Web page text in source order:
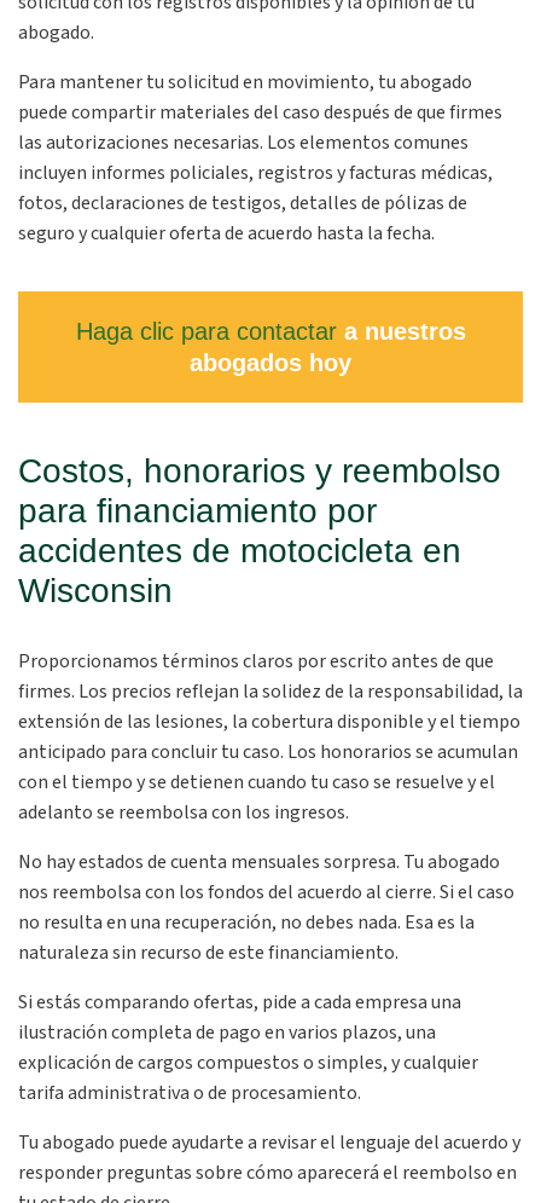
abogado.
Para mantener tu solicitud en movimiento, tu abogado
puede compartir materiales del caso después de que firmes
las autorizaciones necesarias. Los elementos comunes
incluyen informes policiales, registros y facturas médicas,
fotos, declaraciones de testigos, detalles de pólizas de
seguro y cualquier oferta de acuerdo hasta la fecha.
Haga clic para contactara nuestros
abogados hoy
Costos, honorarios y reembolso
para financiamiento por
accidentes de motocicleta en
Wisconsin
Proporcionamos términos claros por escrito antes de que
firmes. Los precios reflejan la solidez de la responsabilidad, la
extensión de las lesiones, la cobertura disponible y el tiempo
anticipado para concluir tu caso. Los honorarios se acumulan
con el tiempo y se detienen cuando tu caso se resuelve y el
adelanto se reembolsa con los ingresos.
No hay estados de cuenta mensuales sorpresa. Tu abogado
nos reembolsa con los fondos del acuerdo al cierre. Si el caso
no resulta en una recuperación, no debes nada. Esa es la
naturaleza sin recurso de este financiamiento.
Si estás comparando ofertas, pide a cada empresa una
ilustración completa de pago en varios plazos, una
explicación de cargos compuestos o simples, y cualquier
tarifa administrativa o de procesamiento.
Tu abogado puede ayudarte a revisar el lenguaje del acuerdo y
responder preguntas sobre cómo aparecerá el reembolso en